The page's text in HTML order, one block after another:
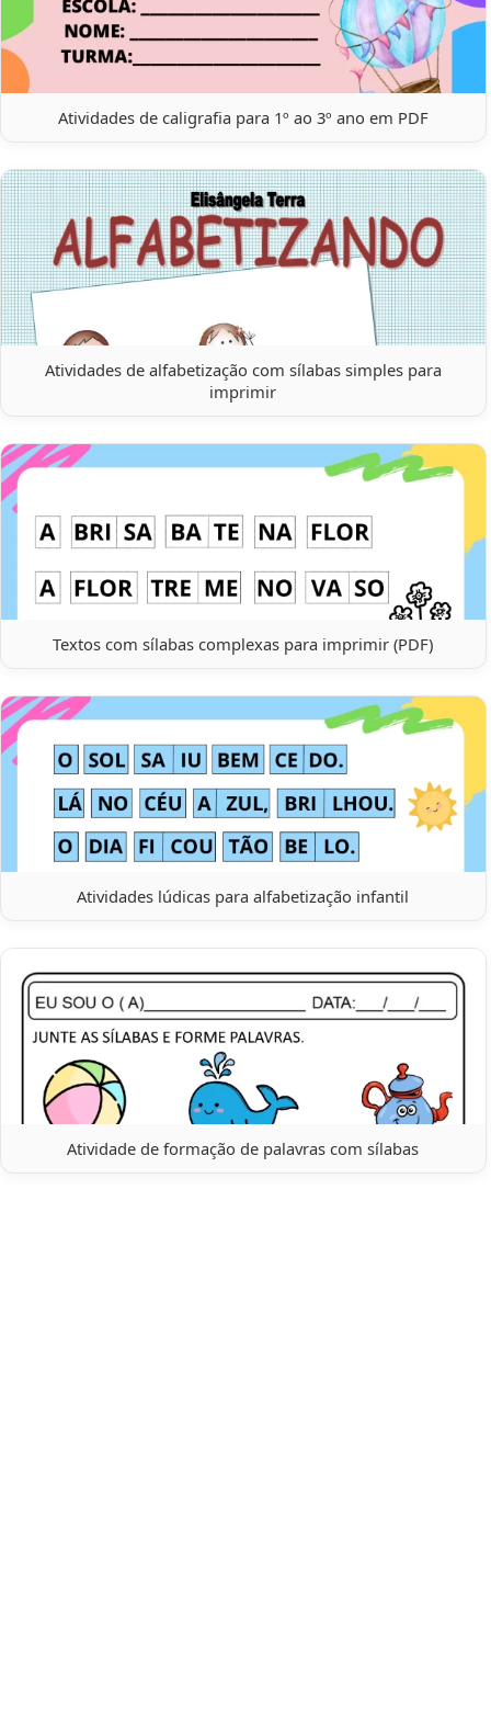
Atividades de caligrafia para 1º ao 3º ano em PDF
Atividades de alfabetização com sílabas simples para
imprimir
Textos com sílabas complexas para imprimir (PDF)
Atividades lúdicas para alfabetização infantil
Atividade de formação de palavras com sílabas